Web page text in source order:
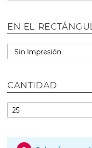
EN EL
CANTIDAD